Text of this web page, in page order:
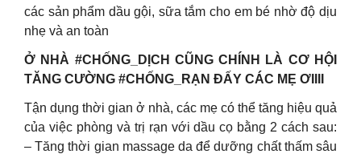
các sản phẩm dầu gội, sữa tắm cho em bé nhờ độ dịu
nhẹ và an toàn
Ở NHÀ #CHỐNG_DỊCH CŨNG CHÍNH LÀ CƠ HỘI
TĂNG CƯỜNG #CHỐNG_RẠN ĐẤY CÁC MẸ ƠIIII
Tận dụng thời gian ở nhà, các mẹ có thể tăng hiệu quả
của việc phòng và trị rạn với dầu cọ bằng 2 cách sau:
– Tăng thời gian massage da để dưỡng chất thấm sâu